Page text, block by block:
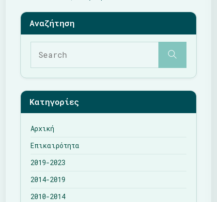
Κατηγορίες
Αρχική
Επικαιρότητα
2019-2023
2014-2019
2010-2014